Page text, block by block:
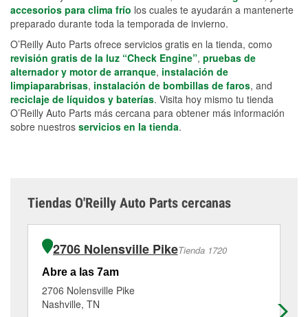
accesorios para clima frío los cuales te ayudarán a mantenerte
preparado durante toda la temporada de invierno.
O’Reilly Auto Parts ofrece servicios gratis en la tienda, como
revisión gratis de la luz “Check Engine”, pruebas de
alternador y motor de arranque, instalación de
limpiaparabrisas, instalación de bombillas de faros, and
reciclaje de líquidos y baterías. Visita hoy mismo tu tienda
O’Reilly Auto Parts más cercana para obtener más información
sobre nuestros servicios en la tienda.
Tiendas O'Reilly Auto Parts cercanas
2706 Nolensville PikeTienda 1720
Abre a las 7am
2706 Nolensville Pike
Nashville, TN